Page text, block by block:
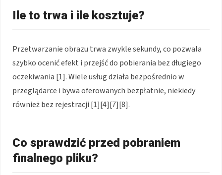
Ile to trwa i ile kosztuje?
Przetwarzanie obrazu trwa zwykle sekundy, co pozwala
szybko ocenić efekt i przejść do pobierania bez długiego
oczekiwania [1]. Wiele usług działa bezpośrednio w
przeglądarce i bywa oferowanych bezpłatnie, niekiedy
również bez rejestracji [1][4][7][8].
Co sprawdzić przed pobraniem
finalnego pliku?